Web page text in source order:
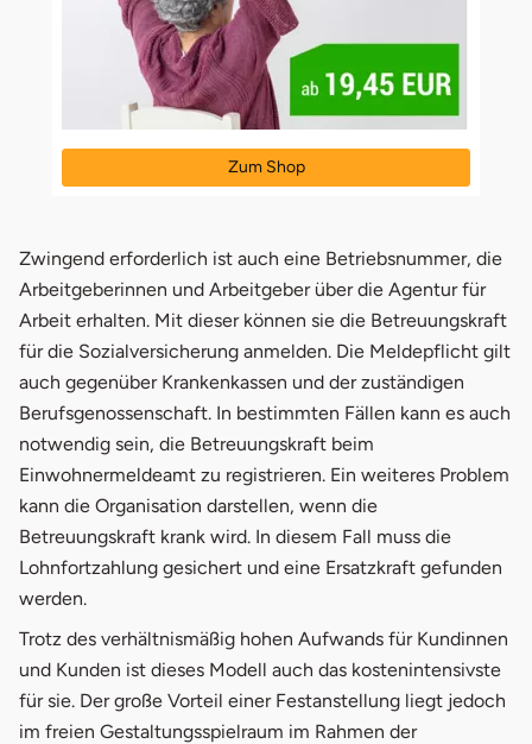
Zum Shop
Zwingend erforderlich ist auch eine Betriebsnummer, die
Arbeitgeberinnen und Arbeitgeber über die Agentur für
Arbeit erhalten. Mit dieser können sie die Betreuungskraft
für die Sozialversicherung anmelden. Die Meldepflicht gilt
auch gegenüber Krankenkassen und der zuständigen
Berufsgenossenschaft. In bestimmten Fällen kann es auch
notwendig sein, die Betreuungskraft beim
Einwohnermeldeamt zu registrieren. Ein weiteres Problem
kann die Organisation darstellen, wenn die
Betreuungskraft krank wird. In diesem Fall muss die
Lohnfortzahlung gesichert und eine Ersatzkraft gefunden
werden.
Trotz des verhältnismäßig hohen Aufwands für Kundinnen
und Kunden ist dieses Modell auch das kostenintensivste
für sie. Der große Vorteil einer Festanstellung liegt jedoch
im freien Gestaltungsspielraum im Rahmen der